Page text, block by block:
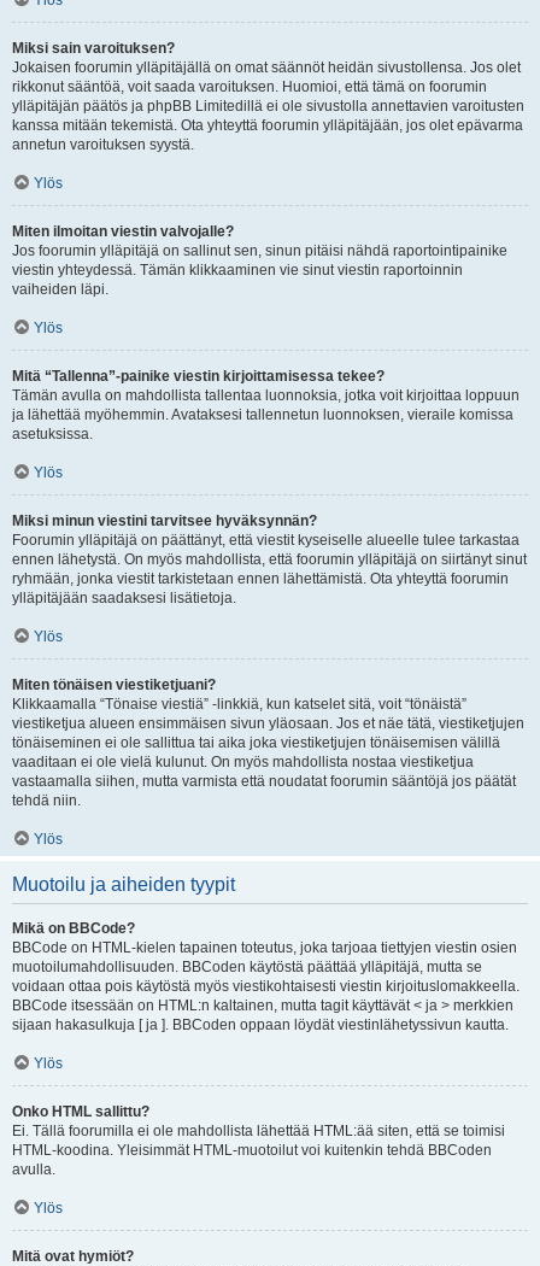
Miksi sain varoituksen?
Jokaisen foorumin ylläpitäjällä on omat säännöt heidän sivustollensa. Jos olet
rikkonut sääntöä, voit saada varoituksen. Huomioi, että tämä on foorumin
ylläpitäjän päätös ja phpBB Limitedillä ei ole sivustolla annettavien varoitusten
kanssa mitään tekemistä. Ota yhteyttä foorumin ylläpitäjään, jos olet epävarma
annetun varoituksen syystä.
Ylös
Miten ilmoitan viestin valvojalle?
Jos foorumin ylläpitäjä on sallinut sen, sinun pitäisi nähdä raportointipainike
viestin yhteydessä. Tämän klikkaaminen vie sinut viestin raportoinnin
vaiheiden läpi.
Ylös
Mitä “Tallenna”-painike viestin kirjoittamisessa tekee?
Tämän avulla on mahdollista tallentaa luonnoksia, jotka voit kirjoittaa loppuun
ja lähettää myöhemmin. Avataksesi tallennetun luonnoksen, vieraile komissa
asetuksissa.
Ylös
Miksi minun viestini tarvitsee hyväksynnän?
Foorumin ylläpitäjä on päättänyt, että viestit kyseiselle alueelle tulee tarkastaa
ennen lähetystä. On myös mahdollista, että foorumin ylläpitäjä on siirtänyt sinut
ryhmään, jonka viestit tarkistetaan ennen lähettämistä. Ota yhteyttä foorumin
ylläpitäjään saadaksesi lisätietoja.
Ylös
Miten tönäisen viestiketjuani?
Klikkaamalla “Tönaise viestiä” -linkkiä, kun katselet sitä, voit “tönäistä”
viestiketjua alueen ensimmäisen sivun yläosaan. Jos et näe tätä, viestiketjujen
tönäiseminen ei ole sallittua tai aika joka viestiketjujen tönäisemisen välillä
vaaditaan ei ole vielä kulunut. On myös mahdollista nostaa viestiketjua
vastaamalla siihen, mutta varmista että noudatat foorumin sääntöjä jos päätät
tehdä niin.
Ylös
Muotoilu ja aiheiden tyypit
Mikä on BBCode?
BBCode on HTML-kielen tapainen toteutus, joka tarjoaa tiettyjen viestin osien
muotoilumahdollisuuden. BBCoden käytöstä päättää ylläpitäjä, mutta se
voidaan ottaa pois käytöstä myös viestikohtaisesti viestin kirjoituslomakkeella.
BBCode itsessään on HTML:n kaltainen, mutta tagit käyttävät < ja > merkkien
sijaan hakasulkuja [ ja ]. BBCoden oppaan löydät viestinlähetyssivun kautta.
Ylös
Onko HTML sallittu?
Ei. Tällä foorumilla ei ole mahdollista lähettää HTML:ää siten, että se toimisi
HTML-koodina. Yleisimmät HTML-muotoilut voi kuitenkin tehdä BBCoden
avulla.
Ylös
Mitä ovat hymiöt?